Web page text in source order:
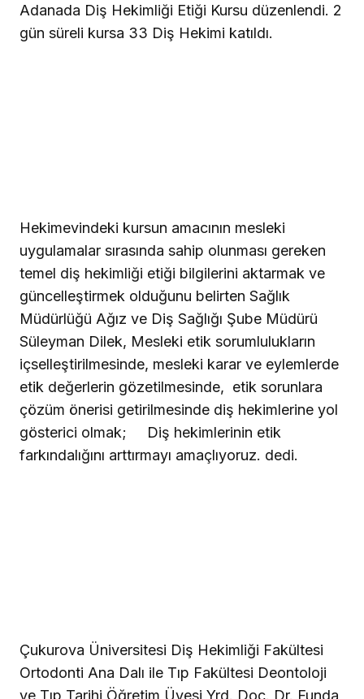
Adanada Diş Hekimliği Etiği Kursu düzenlendi. 2
gün süreli kursa 33 Diş Hekimi katıldı.
Hekimevindeki kursun amacının mesleki
uygulamalar sırasında sahip olunması gereken
temel diş hekimliği etiği bilgilerini aktarmak ve
güncelleştirmek olduğunu belirten Sağlık
Müdürlüğü Ağız ve Diş Sağlığı Şube Müdürü
Süleyman Dilek, Mesleki etik sorumlulukların
içselleştirilmesinde, mesleki karar ve eylemlerde
etik değerlerin gözetilmesinde, etik sorunlara
çözüm önerisi getirilmesinde diş hekimlerine yol
gösterici olmak;
Diş hekimlerinin etik
farkındalığını arttırmayı amaçlıyoruz. dedi.
Çukurova Üniversitesi Diş Hekimliği Fakültesi
Ortodonti Ana Dalı ile Tıp Fakültesi Deontoloji
ve Tıp Tarihi Öğretim Üyesi Yrd. Doç. Dr. Funda